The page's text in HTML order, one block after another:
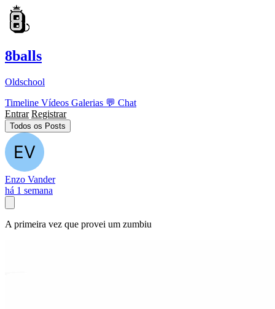
8balls
Oldschool
Timeline Vídeos Galerias 💬 Chat
Entrar Registrar
Todos os Posts
Enzo Vander
há 1 semana
A primeira vez que provei um zumbiu